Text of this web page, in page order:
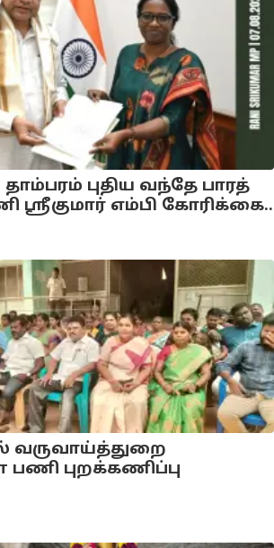
புதிய வந்தே பாரத்
ஸ்ரீகுமார் எம்பி கோரிக்கை..
வருவாய்த்துறை
புறக்கணிப்பு